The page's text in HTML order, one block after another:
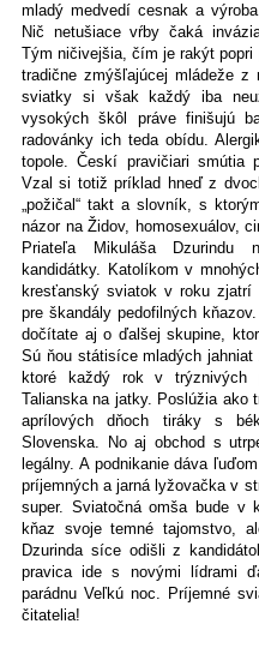
mladý medvedí cesnak a
Nič netušiace vŕby čaká
Tým ničivejšia, čím je rakýt
tradične zmýšľajúcej mládeže z
sviatky si však každý iba
vysokých škôl práve finišujú
radovánky ich teda obídu.
topole. Českí pravičiari smútia
Vzal si totiž príklad hneď z
„požičal“ takt a slovník, s
názor na Židov, homosexuálov,
Priateľa Mikuláša Dzurindu
kandidátky. Katolíkom v
kresťanský sviatok v roku
pre škandály pedofilných
dočítate aj o ďalšej skupine,
Sú ňou státisíce mladých
ktoré každý rok v trýznivých
Talianska na jatky. Poslúžia ako
aprílových dňoch tiráky s
Slovenska. No aj obchod s
legálny. A podnikanie dáva
príjemných a jarná lyžovačka v
super. Sviatočná omša bude v
kňaz svoje temné tajomstvo,
Dzurinda síce odišli z
pravica ide s novými lídrami
parádnu Veľkú noc. Príjemné
čitatelia!